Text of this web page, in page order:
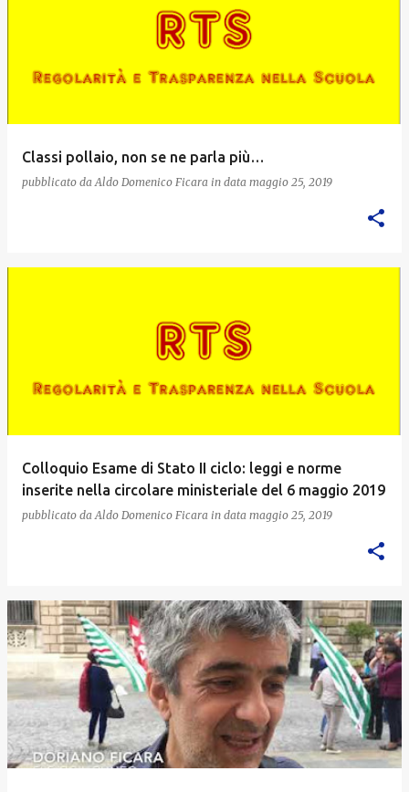
Classi pollaio, non se ne parla più…
pubblicato da Aldo Domenico Ficara in data maggio 25, 2019
Colloquio Esame di Stato II ciclo: leggi e norme
inserite nella circolare ministeriale del 6 maggio 2019
pubblicato da Aldo Domenico Ficara in data maggio 25, 2019